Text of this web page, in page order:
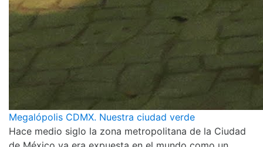
Megalópolis CDMX. Nuestra ciudad verde
Hace medio siglo la zona metropolitana de la Ciudad